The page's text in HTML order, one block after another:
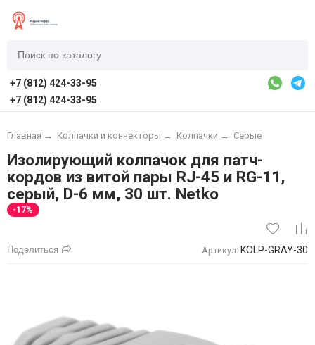
+7 (812) 424-33-95
+7 (812) 424-33-95
Главная → Колпачки и коннекторы → Колпачки → Серые
Изолирующий колпачок для патч-
кордов из витой пары RJ-45 и RG-11,
серый, D-6 мм, 30 шт. Netko
-17%
Поделиться Артикул: KOLP-GRAY-30